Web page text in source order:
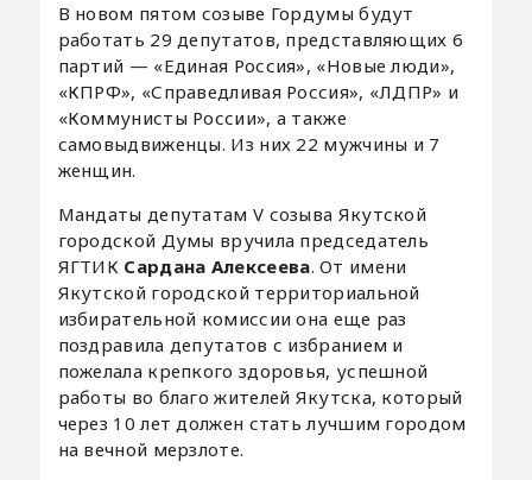
В новом пятом созыве Гордумы будут
работать 29 депутатов, представляющих 6
партий — «Единая Россия», «Новые люди»,
«КПРФ», «Справедливая Россия», «ЛДПР» и
«Коммунисты России», а также
самовыдвиженцы. Из них 22 мужчины и 7
женщин.
Мандаты депутатам V созыва Якутской
городской Думы вручила председатель
ЯГТИК Сардана Алексеева. От имени
Якутской городской территориальной
избирательной комиссии она еще раз
поздравила депутатов с избранием и
пожелала крепкого здоровья, успешной
работы во благо жителей Якутска, который
через 10 лет должен стать лучшим городом
на вечной мерзлоте.